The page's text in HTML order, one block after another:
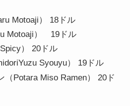
Motoaji） 18ドル
Motoaji） 19ドル
） 20ドル
Syouyu） 19ドル
（Potara Miso Ramen） 20ド